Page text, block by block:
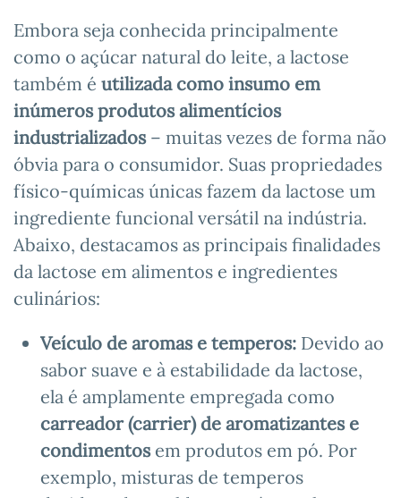
Embora seja conhecida principalmente
como o açúcar natural do leite, a lactose
também é utilizada como insumo em
inúmeros produtos alimentícios
industrializados– muitas vezes de forma não
óbvia para o consumidor. Suas propriedades
físico-químicas únicas fazem da lactose um
ingrediente funcional versátil na indústria.
Abaixo, destacamos as principais finalidades
da lactose em alimentos e ingredientes
culinários:
Veículo de aromas e temperos: Devido ao
sabor suave e à estabilidade da lactose,
ela é amplamente empregada como
carreador (carrier) de aromatizantes e
condimentosem produtos em pó. Por
exemplo, misturas de temperos